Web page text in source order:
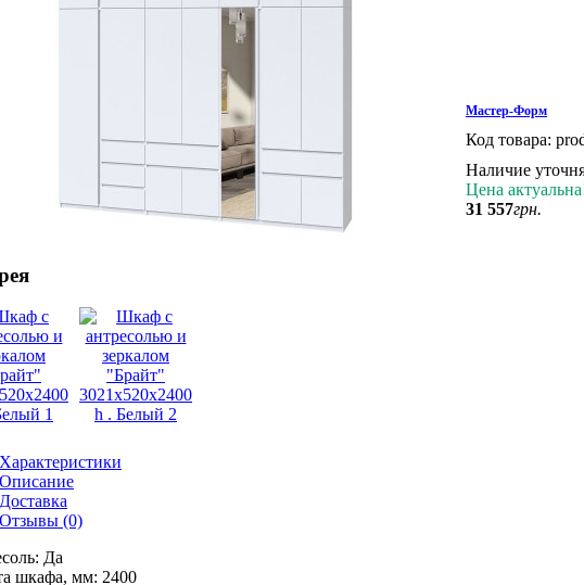
Мастер-Форм
Код товара:
Наличие
Цена
31 557грн.
Характеристики
Описание
Доставка
Отзывы (0)
Да
шкафа, мм: 2400